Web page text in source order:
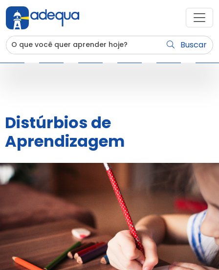
Buscar
Distúrbios de
Aprendizagem